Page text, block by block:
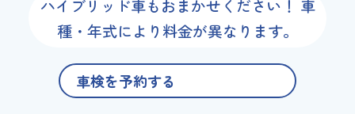
ハイブリッド車もおまかせください！ 車
種・年式により料金が異なります。
車検を予約する